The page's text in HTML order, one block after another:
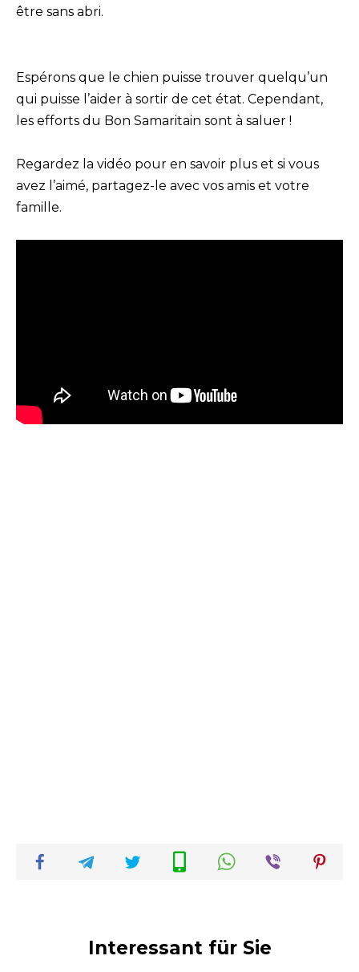
être sans abri.
Espérons que le chien puisse trouver quelqu’un
qui puisse l’aider à sortir de cet état. Cependant,
les efforts du Bon Samaritain sont à saluer !
Regardez la vidéo pour en savoir plus et si vous
avez l’aimé, partagez-le avec vos amis et votre
famille.
Interessant für Sie